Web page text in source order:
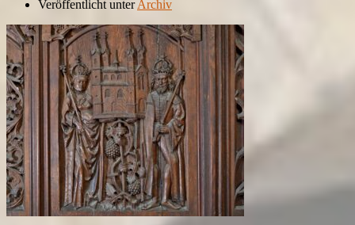
Veröffentlicht unterArchiv